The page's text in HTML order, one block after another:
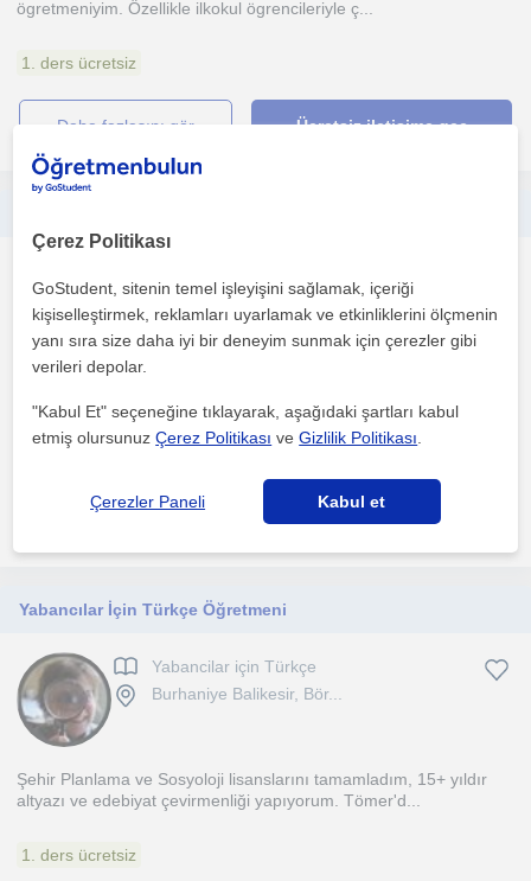
ögretmeniyim. Özellikle ilkokul ögrencileriyle ç...
1. ders ücretsiz
daha fazlasını gör Ücretsiz iletişime geç
Burhaniye Balikesir, Bur...
görev yaptim.
Ücretsiz iletişime geç
Yabancılar İçin Türkçe Öğretmeni
Yabancilar için Türkçe
Burhaniye Balikesir, Bör...
Şehir Planlama ve Sosyoloji lisanslarını tamamladım, 15+ yıldır
altyazı ve edebiyat çevirmenliği yapıyorum. Tömer'd...
1. ders ücretsiz
Çerez Politikası
GoStudent, sitenin temel işleyişini sağlamak, içeriği
kişiselleştirmek, reklamları uyarlamak ve etkinliklerini ölçmenin
yanı sıra size daha iyi bir deneyim sunmak için çerezler gibi
verileri depolar.
"Kabul Et" seçeneğine tıklayarak, aşağıdaki şartları kabul
etmiş olursunuzÇerez Politikası veGizlilik Politikası
Çerezler Paneli Kabul et